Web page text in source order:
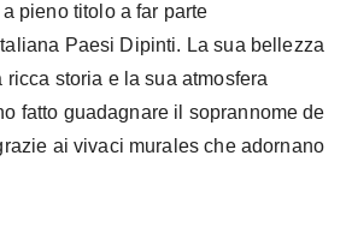
pieno titolo a far parte
Paesi Dipinti. La sua bellezza
ricca storia e la sua atmosfera
fatto guadagnare il soprannome de
ai vivaci murales che adornano